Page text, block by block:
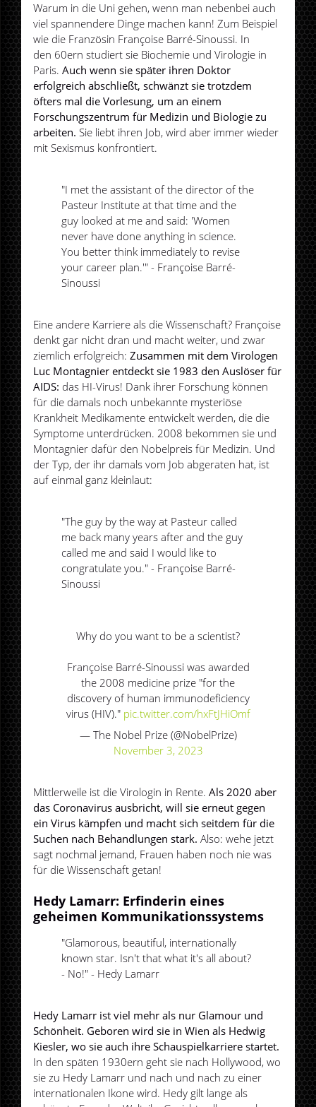
Warum in die Uni gehen, wenn man nebenbei auch
viel spannendere Dinge machen kann! Zum Beispiel
wie die Französin Françoise Barré-Sinoussi. In
den 60ern studiert sie Biochemie und Virologie in
Paris.Auch wenn sie später ihren Doktor
erfolgreich abschließt, schwänzt sie trotzdem
öfters mal die Vorlesung, um an einem
Forschungszentrum für Medizin und Biologie zu
arbeiten. Sie liebt ihren Job, wird aber immer wieder
mit Sexismus konfrontiert.
"I met the assistant of the director of the
Pasteur Institute at that time and the
guy looked at me and said: 'Women
never have done anything in science.
You better think immediately to revise
your career plan.'" - Françoise Barré-
Sinoussi
Eine andere Karriere als die Wissenschaft? Françoise
denkt gar nicht dran und macht weiter, und zwar
ziemlich erfolgreich:Zusammen mit dem Virologen
Luc Montagnier entdeckt sie 1983 den Auslöser für
AIDS: das HI-Virus! Dank ihrer Forschung können
für die damals noch unbekannte mysteriöse
Krankheit Medikamente entwickelt werden, die die
Symptome unterdrücken. 2008 bekommen sie und
Montagnier dafür den Nobelpreis für Medizin. Und
der Typ, der ihr damals vom Job abgeraten hat, ist
auf einmal ganz kleinlaut:
"The guy by the way at Pasteur called
me back many years after and the guy
called me and said I would like to
congratulate you." - Françoise Barré-
Sinoussi
Why do you want to be a scientist?
Françoise Barré-Sinoussi was awarded
the 2008 medicine prize "for the
discovery of human immunodeficiency
virus (HIV)." pic.twitter.com/hxFtJHiOmf
— The Nobel Prize (@NobelPrize)
November 3, 2023
Mittlerweile ist die Virologin in Rente.Als 2020 aber
das Coronavirus ausbricht, will sie erneut gegen
ein Virus kämpfen und macht sich seitdem für die
Suchen nach Behandlungen stark. Also: wehe jetzt
sagt nochmal jemand, Frauen haben noch nie was
für die Wissenschaft getan!
Hedy Lamarr: Erfinderin eines
geheimen Kommunikationssystems
"Glamorous, beautiful, internationally
known star. Isn't that what it's all about?
- No!" - Hedy Lamarr
Hedy Lamarr ist viel mehr als nur Glamour und
Schönheit. Geboren wird sie in Wien als Hedwig
Kiesler, wo sie auch ihre Schauspielkarriere startet.
In den späten 1930ern geht sie nach Hollywood, wo
sie zu Hedy Lamarr und nach und nach zu einer
internationalen Ikone wird. Hedy gilt lange als